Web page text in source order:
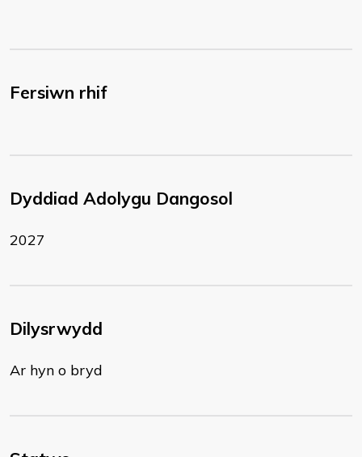
Fersiwn rhif
Dyddiad Adolygu Dangosol
2027
Dilysrwydd
Ar hyn o bryd